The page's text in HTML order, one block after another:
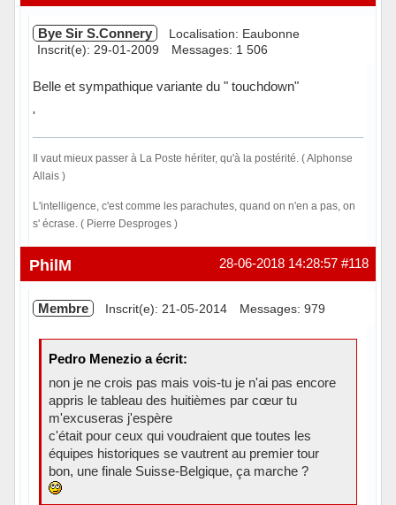
Bye Sir S.Connery
Localisation: Eaubonne
Inscrit(e): 29-01-2009
Messages: 1 506
Belle et sympathique variante du " touchdown"
'
Il vaut mieux passer à La Poste hériter, qu'à la postérité. ( Alphonse
Allais )
L'intelligence, c'est comme les parachutes, quand on n'en a pas, on
s' écrase. ( Pierre Desproges )
Hors ligne #118
28-06-2018 14:28:57
PhilM
Membre Inscrit(e): 21-05-2014 Messages: 979
Pedro Menezio a écrit:
non je ne crois pas mais vois-tu je n'ai pas encore
appris le tableau des huitièmes par cœur tu
m'excuseras j'espère
c'était pour ceux qui voudraient que toutes les
équipes historiques se vautrent au premier tour
bon, une finale Suisse-Belgique, ça marche ?